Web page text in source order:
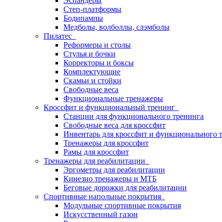
Степ-платформы
Бодипампы
Медболы, волболлы, слэмболы
Пилатес
Реформеры и столы
Стулья и бочки
Корректоры и боксы
Комплектующие
Скамьи и стойки
Свободные веса
Функциональные тренажеры
Кроссфит и функциональный тренинг
Станции для функционального тренинга
Свободные веса для кроссфит
Инвентарь для кроссфит и функционального
Тренажеры для кроссфит
Рамы для кроссфит
Тренажеры для реабилитации
Эргометры для реабилитации
Кинезио тренажеры и МТБ
Беговые дорожки для реабилитации
Спортивные напольные покрытия
Модульные спортивные покрытия
Искусственный газон